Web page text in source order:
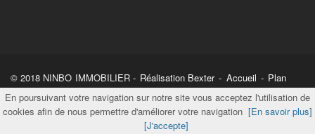
© 2018 NINBO IMMOBILIER - Réalisation Bexter - Accueil - Plan
du site-Honoraires-Mentions légales
En poursuivant votre navigation sur notre site vous acceptez l'utilisation de
cookies afin de nous permettre d'améliorer votre navigation [En savoir plus]
[J'accepte]